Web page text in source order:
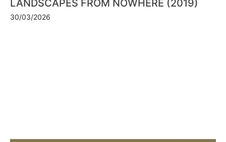
LANDSCAPES FROM NOWHERE (2019)
30/03/2026